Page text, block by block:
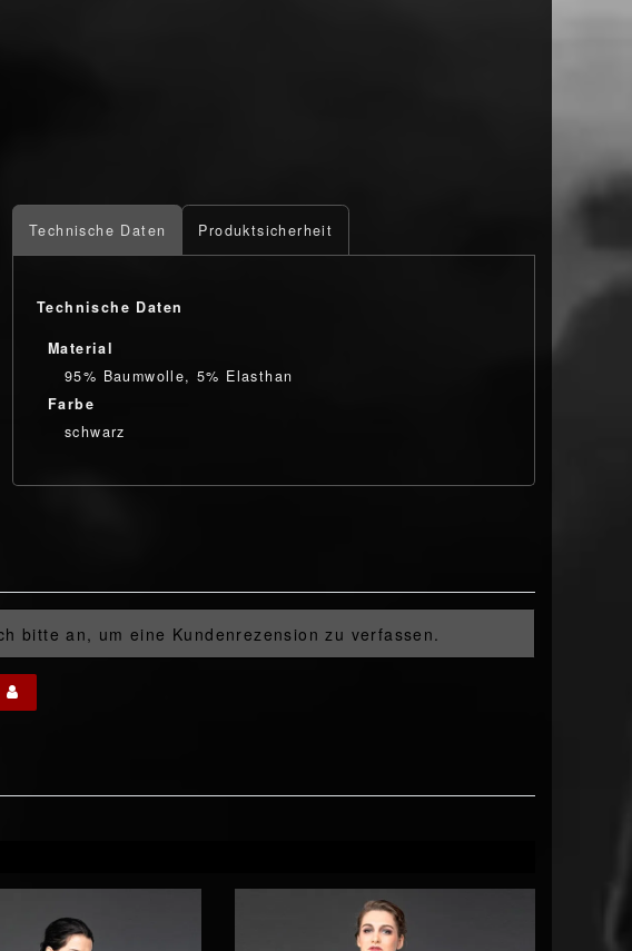
Technische Daten Produktsicherheit
Technische Daten
Material
95% Baumwolle, 5% Elasthan
Farbe
schwarz
bitte an, um eine Kundenrezension zu verfassen.